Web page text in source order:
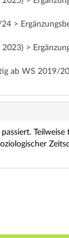
>
>
ab WS 2019/